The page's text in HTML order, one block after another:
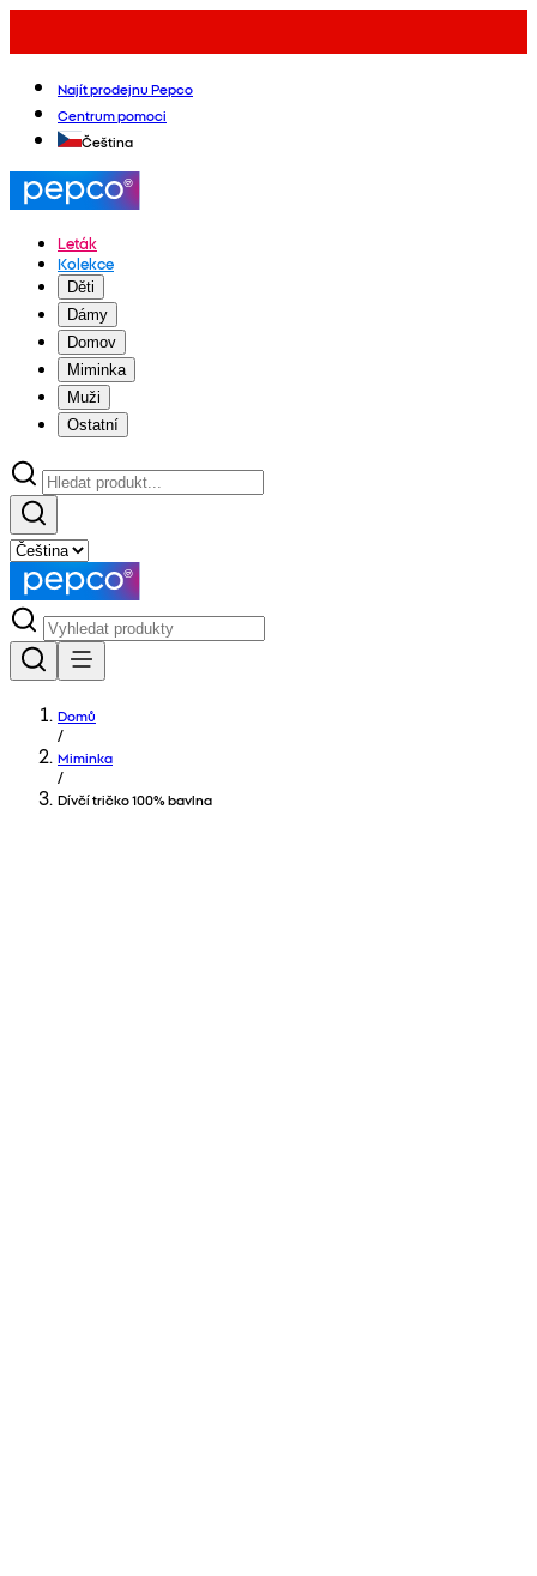
Najít prodejnu Pepco
Centrum pomoci
Čeština
Leták
Kolekce
Děti
Dámy
Domov
Miminka
Muži
Ostatní
Domů
/
Miminka
/
Dívčí tričko 100% bavlna